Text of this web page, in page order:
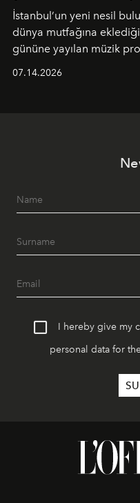
İstanbul’un yeni nesil
dünya mutfağına
gününe yayılan müzik
07.14.2026
I hereby give my
personal data for